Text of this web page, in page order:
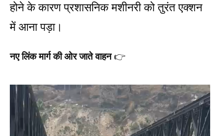
होने के कारण प्रशासनिक मशीनरी को तुरंत एक्शन
में आना पड़ा।
नए लिंक मार्ग की ओर जाते वाहन👉